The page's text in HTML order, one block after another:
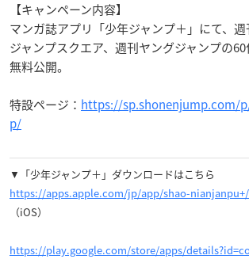
【キャンペーン内容】
マンガ誌アプリ「少年ジャンプ＋」にて、週
ジャンプスクエア、週刊ヤングジャンプの
無料公開。
特設ページ： https://sp.shonenjump.com/
p/
▼「少年ジャンプ＋」ダウンロードはこちら
https://apps.apple.com/jp/app/shao-nianjanpu+/
（iOS）
https://play.google.com/store/apps/